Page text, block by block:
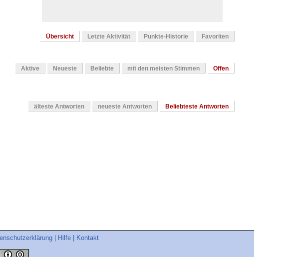
Übersicht Letzte Aktivität Punkte-Historie Favoriten
Aktive Neueste Beliebte mit den meisten Stimmen Offen
älteste Antworten neueste Antworten Beliebteste Antworten
Hilfe Kontakt